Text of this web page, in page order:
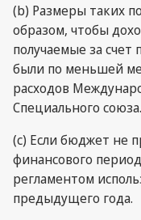
(b) Размеры таких
образом, чтобы
получаемые за
были по меньшей
расходов
Специального союза.
(c) Если бюджет не
финансового
регламентом
предыдущего года.